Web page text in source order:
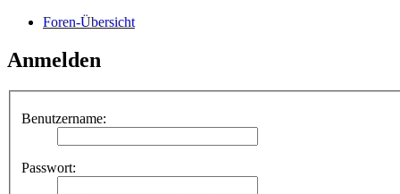
Foren-Übersicht
Anmelden
Benutzername:
Passwort: